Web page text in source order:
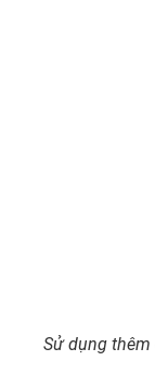
Sử dụng thêm